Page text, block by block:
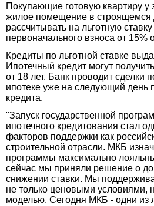
Покупающие готовую квартиру у
жилое помещение в строящемся
рассчитывать на льготную
первоначального взноса от 15%
Кредиты по льготной ставке
Ипотечный кредит могут
от 18 лет. Банк проводит сделки
ипотеке уже на следующий день
кредита.
"Запуск государственной
ипотечного кредитования стал
факторов поддержки как
строительной отрасли. МКБ
программы максимально
сейчас мы приняли решение о
снижении ставки. Мы
не только ценовыми условиями,
моделью. Сегодня МКБ - одни из